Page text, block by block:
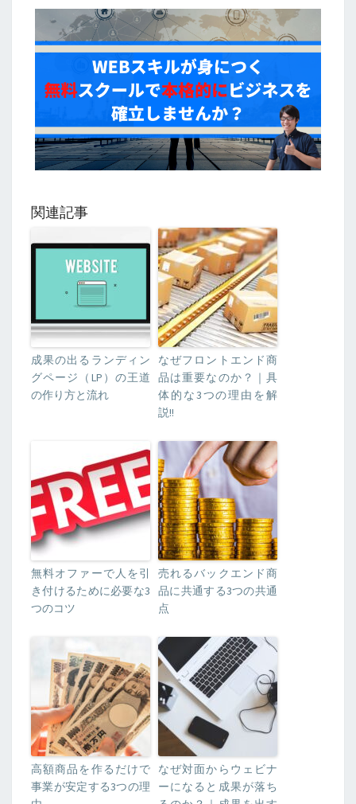
関連記事
成果の出るランディン
グページ（LP）の王道
の作り方と流れ
なぜフロントエンド商
品は重要なのか？｜具
体的な3つの理由を解
説!!
無料オファーで人を引
き付けるために必要な3
つのコツ
売れるバックエンド商
品に共通する3つの共通
点
高額商品を作るだけで
事業が安定する3つの理
なぜ対面からウェビナ
ーになると成果が落ち